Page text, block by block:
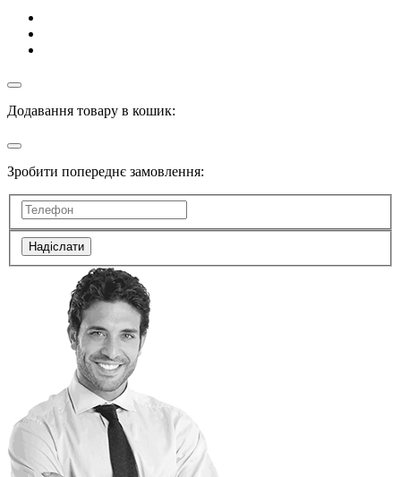
Додавання товару в кошик:
Зробити попереднє замовлення:
Надіслати